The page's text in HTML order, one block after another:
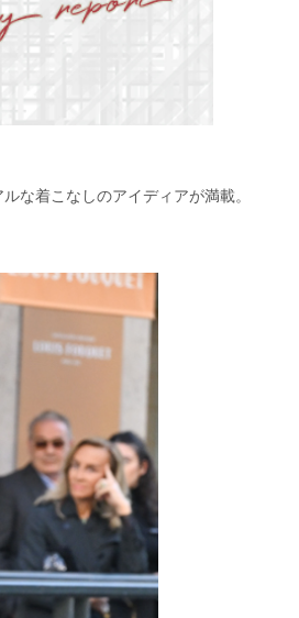
な着こなしのアイディアが満載。